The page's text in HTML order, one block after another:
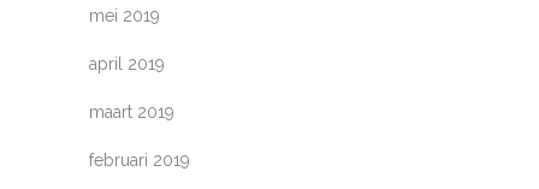
mei 2019
april 2019
maart 2019
februari 2019